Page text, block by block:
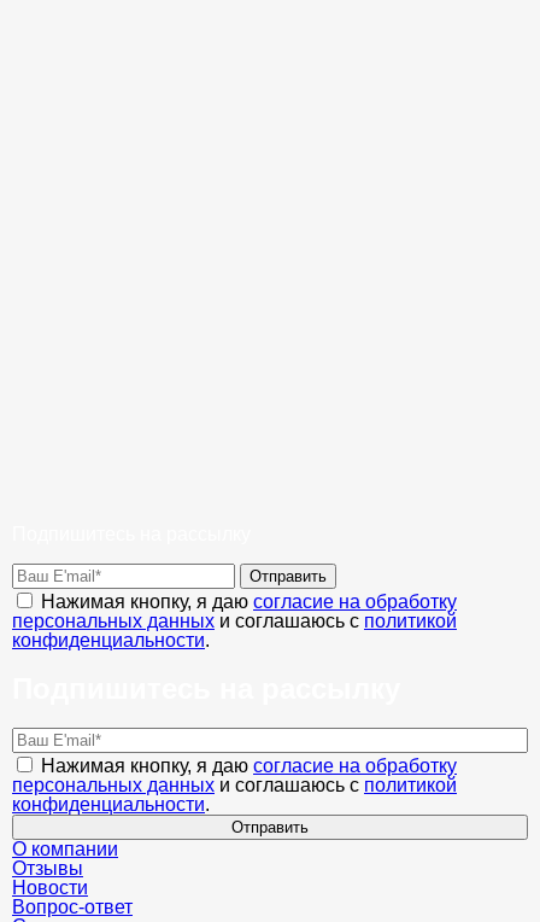
Отправить
Нажимая кнопку, я даю согласие на обработку
персональных данных и соглашаюсь с политикой
конфиденциальности.
Нажимая кнопку, я даю согласие на обработку
персональных данных и соглашаюсь с политикой
конфиденциальности.
Отправить
О компании
Отзывы
Новости
Вопрос-ответ